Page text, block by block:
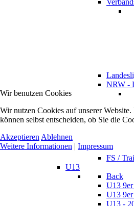
NRW -
FS /
U13
Back
U13
U13
U13 -
Wir benutzen Cookies
Wir nutzen Cookies auf unserer
können selbst entscheiden, ob Sie die
Akzeptieren Ablehnen
Weitere Informationen | Impressum